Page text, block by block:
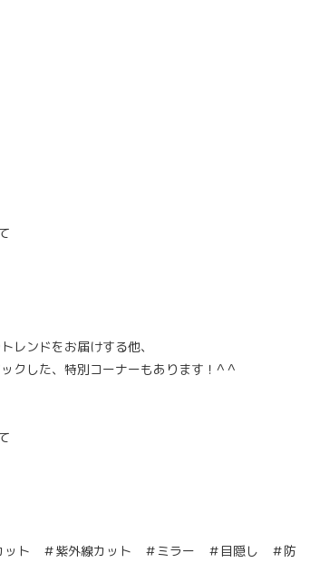
レンドをお届けする他、
クした、特別コーナーもあります！^ ^
ト ＃紫外線カット ＃ミラー ＃目隠し ＃防